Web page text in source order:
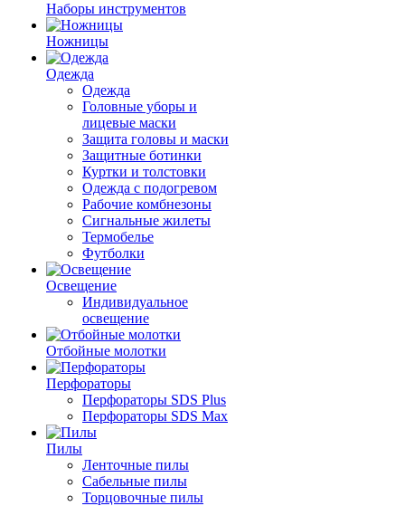
Наборы инструментов
Ножницы
Одежда
Одежда
Головные уборы и
лицевые маски
Защита головы и маски
Защитные ботинки
Куртки и толстовки
Одежда с подогревом
Рабочие комбнезоны
Сигнальные жилеты
Термобелье
Футболки
Освещение
Индивидуальное
освещение
Отбойные молотки
Перфораторы
Перфораторы SDS Plus
Перфораторы SDS Max
Пилы
Ленточные пилы
Сабельные пилы
Торцовочные пилы